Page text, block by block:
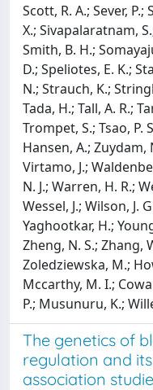
Scott, R. A.; Sever, P.;
X.; Sivapalaratnam,
Smith, B. H.;
D.; Speliotes, E. K.;
N.; Strauch, K.;
Tada, H.; Tall, A. R.;
Trompet, S.; Tsao, P.
Hansen, A.; Zuydam,
Virtamo, J.;
N. J.; Warren, H. R.;
Wessel, J.; Wilson, J.
Yaghootkar, H.;
Zheng, N. S.; Zhang,
Zoledziewska, M.;
Mccarthy, M. I.;
P.; Musunuru, K.;
The genetics of
regulation and
association